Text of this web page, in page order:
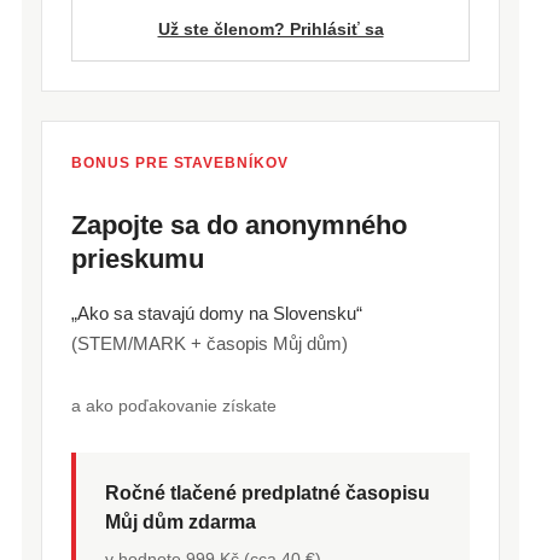
Už ste členom? Prihlásiť sa
BONUS PRE STAVEBNÍKOV
Zapojte sa do anonymného
prieskumu
„Ako sa stavajú domy na Slovensku“
(STEM/MARK + časopis Můj dům)
a ako poďakovanie získate
Ročné tlačené predplatné časopisu
Můj dům zdarma